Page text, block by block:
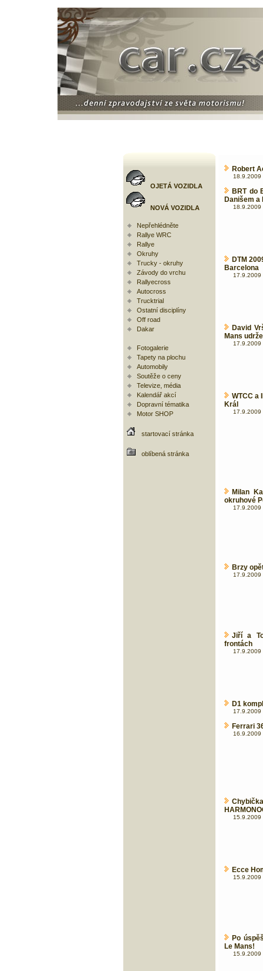
OJETÁ VOZIDLA
NOVÁ VOZIDLA
Nepřehlédněte
Rallye WRC
Rallye
Okruhy
Trucky - okruhy
Závody do vrchu
Rallyecross
Autocross
Trucktrial
Ostatní disciplíny
Off road
Dakar
Fotogalerie
Tapety na plochu
Automobily
Soutěže o ceny
Televize, média
Kalendář akcí
Dopravní tématika
Motor SHOP
startovací stránka
oblíbená stránka
Robert
18.9.2009
BRT do
Danišem a
18.9.2009
DTM
Barcelona
17.9.2009
David
Mans
17.9.2009
WTCC a
Král
17.9.2009
Milan
okruhové
17.9.2009
Brzy
17.9.2009
Jiří a
frontách
17.9.2009
D1
17.9.2009
Ferrari
16.9.2009
15.9.2009
Ecce
15.9.2009
Po
Le Mans!
15.9.2009